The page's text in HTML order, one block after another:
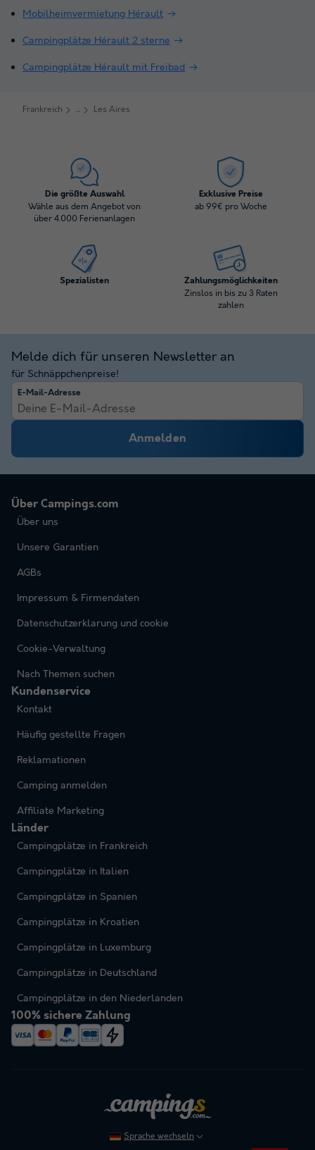
Mobilheimvermietung Hérault
Campingplätze Hérault 2 sterne
Campingplätze Hérault mit Freibad
Frankreich Les Aires
Die größte Auswahl
Wähle aus dem Angebot von
über 4.000 Ferienanlagen
Exklusive Preise
ab 99€ pro Woche
Spezialisten Zahlungsmöglichkeiten
Zinslos in bis zu 3 Raten
zahlen
Melde dich für unseren Newsletter an
für Schnäppchenpreise!
E-Mail-Adresse
Anmelden
Über Campings.com
Über uns
Unsere Garantien
AGBs
Impressum & Firmendaten
Datenschutzerklarung und cookie
Cookie-Verwaltung
Nach Themen suchen
Kundenservice
Kontakt
Häufig gestellte Fragen
Reklamationen
Camping anmelden
Affiliate Marketing
Länder
Campingplätze in Frankreich
Campingplätze in Italien
Campingplätze in Spanien
Campingplätze in Kroatien
Campingplätze in Luxemburg
Campingplätze in Deutschland
Campingplätze in den Niederlanden
100% sichere Zahlung
Sprache wechseln